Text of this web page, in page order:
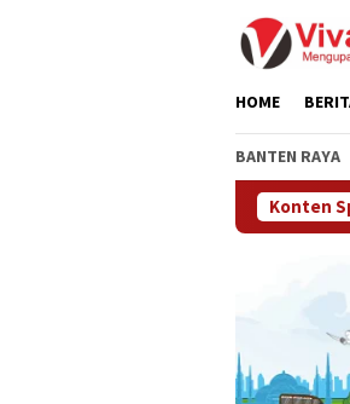
HOME
BANTEN RAYA
Konten